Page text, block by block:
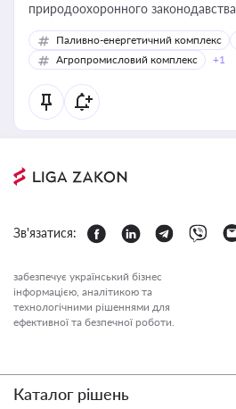
природоохоронного законодавства
Паливно-енергетичний комплекс
Агропромисловий комплекс
+1
Зв'язатися:
забезпечує український бізнес
інформацією, аналітикою та
технологічними рішеннями для
ефективної та безпечної роботи.
Каталог рішень